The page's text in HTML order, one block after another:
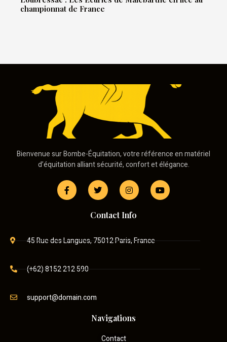
championnat de France
Bienvenue sur Bombe-Équitation, votre référence en matériel
d’équitation alliant sécurité, confort et élégance.
Contact Info
45 Rue des Langues, 75012 Paris, France
(+62) 8152 212 590
support@domain.com
Navigations
Contact